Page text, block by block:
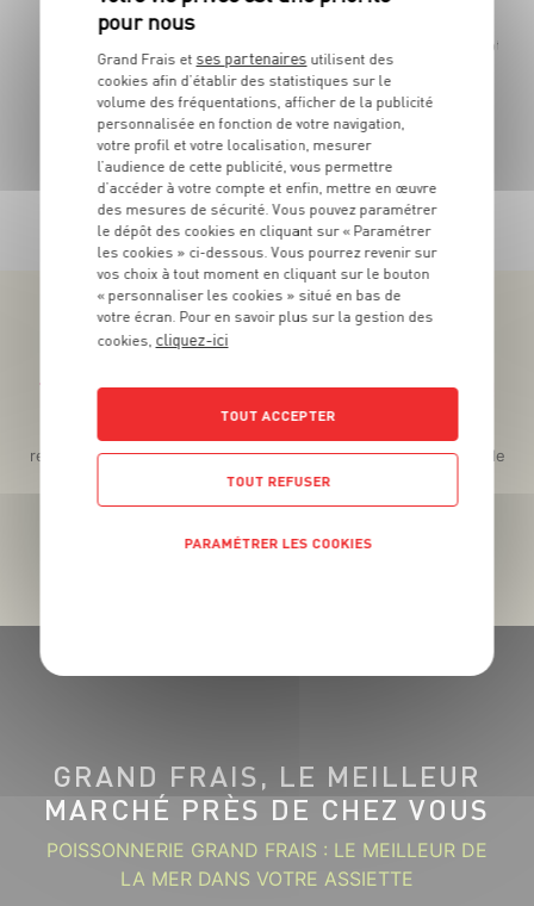
Le pot de
TOUTES NOS PROMOTIONS
Téléchargez l’App pour profiter d’offres exclusives !
Des promos exclusives, des récompenses généreuses, des
recettes gourmandes, des jeux inédits... le tout dans une seule
app !
GRAND FRAIS, LE MEILLEUR
MARCHÉ PRÈS DE CHEZ VOUS
POISSONNERIE GRAND FRAIS : LE MEILLEUR DE
LA MER DANS VOTRE ASSIETTE
Grand Frais et ses partenaires utilisent des
cookies afin d’établir des statistiques sur le
volume des fréquentations, afficher de la publicité
personnalisée en fonction de votre navigation,
votre profil et votre localisation, mesurer
l’audience de cette publicité, vous permettre
d’accéder à votre compte et enfin, mettre en œuvre
des mesures de sécurité. Vous pouvez paramétrer
le dépôt des cookies en cliquant sur « Paramétrer
les cookies » ci-dessous. Vous pourrez revenir sur
vos choix à tout moment en cliquant sur le bouton
« personnaliser les cookies » situé en bas de
votre écran. Pour en savoir plus sur la gestion des
cookies, cliquez-ici
TOUT ACCEPTER
TOUT REFUSER
PARAMÉTRER LES COOKIES